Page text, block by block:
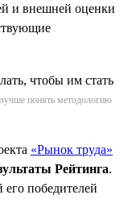
и внешней оценки
понять методологию
«Рынок труда»
Рейтинга.
победителей